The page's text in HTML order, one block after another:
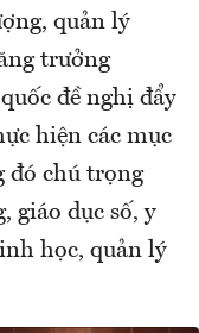
quản lý
trưởng
đề nghị đẩy
hiện các mục
đó chú trọng
giáo dục số, y
học, quản lý